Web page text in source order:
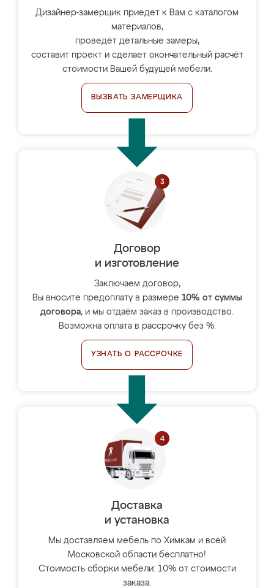
Дизайнер-замерщик приедет к Вам с каталогом
материалов,
проведёт детальные замеры,
составит проект и сделает окончательный расчёт
стоимости Вашей будущей мебели.
ВЫЗВАТЬ ЗАМЕРЩИКА
Договор
и изготовление
Заключаем договор,
Вы вносите предоплату в размере 10% от суммы
договора, и мы отдаём заказ в производство.
Возможна оплата в рассрочку без %.
УЗНАТЬ О РАССРОЧКЕ
Доставка
и установка
Мы доставляем мебель по Химкам и всей
Московской области бесплатно!
Стоимость сборки мебели: 10% от стоимости
заказа.